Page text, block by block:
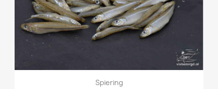
Spiering